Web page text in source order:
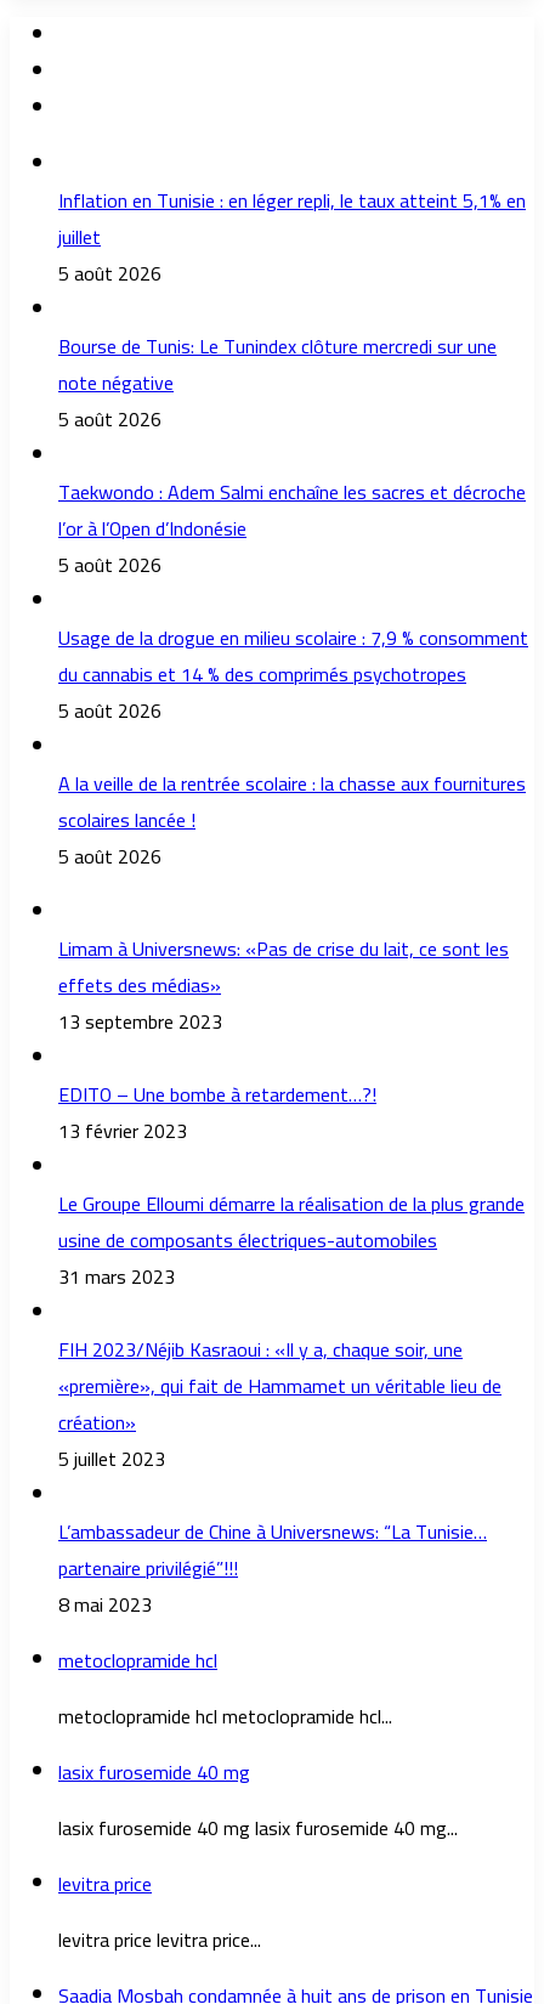
Inflation en Tunisie : en léger repli, le taux atteint 5,1% en
juillet
5 août 2026
Bourse de Tunis: Le Tunindex clôture mercredi sur une
note négative
5 août 2026
Taekwondo : Adem Salmi enchaîne les sacres et décroche
l’or à l’Open d’Indonésie
5 août 2026
Usage de la drogue en milieu scolaire : 7,9 % consomment
du cannabis et 14 % des comprimés psychotropes
5 août 2026
A la veille de la rentrée scolaire : la chasse aux fournitures
scolaires lancée !
5 août 2026
Limam à Universnews: «Pas de crise du lait, ce sont les
effets des médias»
13 septembre 2023
EDITO – Une bombe à retardement…?!
13 février 2023
Le Groupe Elloumi démarre la réalisation de la plus grande
usine de composants électriques-automobiles
31 mars 2023
FIH 2023/Néjib Kasraoui : «Il y a, chaque soir, une
«première», qui fait de Hammamet un véritable lieu de
création»
5 juillet 2023
L’ambassadeur de Chine à Universnews: “La Tunisie…
partenaire privilégié”!!!
8 mai 2023
metoclopramide hcl
metoclopramide hcl metoclopramide hcl...
lasix furosemide 40 mg
lasix furosemide 40 mg lasix furosemide 40 mg...
levitra price
levitra price levitra price...
Saadia Mosbah condamnée à huit ans de prison en Tunisie